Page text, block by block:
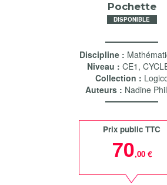
Pochette
DISPONIBLE
Discipline :
Niveau : CE1 ,
Collection :
Auteurs : Nadine
Prix public TTC
70,00 €